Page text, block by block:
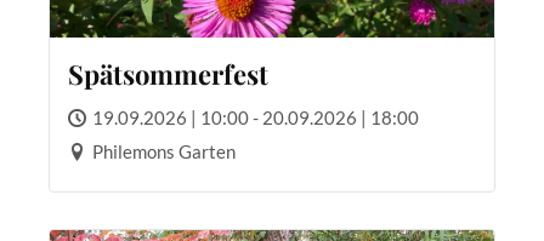
Spätsommerfest
19.09.2026 | 10:00 - 20.09.2026 | 18:00
Philemons Garten